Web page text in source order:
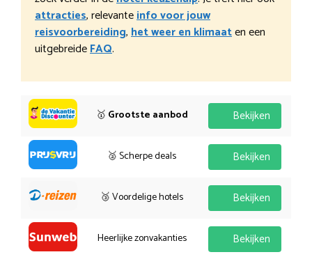
attracties, relevanteinfo voor jouw
reisvoorbereiding,het weer en klimaaten een
uitgebreideFAQ.
🥇 Grootste aanbod Bekijken
🥈 Scherpe deals Bekijken
🥉 Voordelige hotels Bekijken
Heerlijke zonvakanties Bekijken